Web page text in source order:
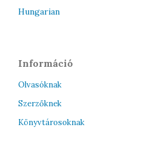
Hungarian
Információ
Olvasóknak
Szerzőknek
Könyvtárosoknak